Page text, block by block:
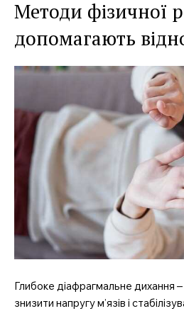
Методи фізичної
допомагають
Глибоке діафрагмальне дихання
знизити напругу м’язів і